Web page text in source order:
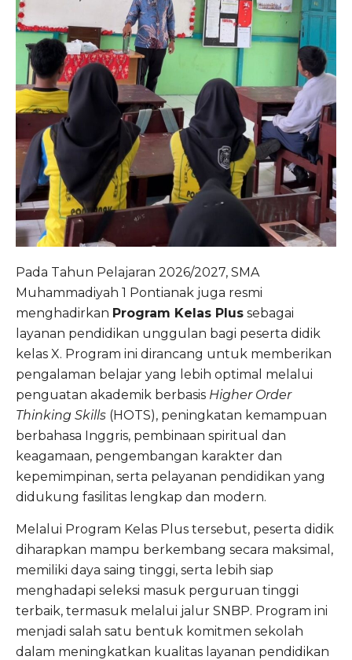
Pada Tahun Pelajaran 2026/2027, SMA
Muhammadiyah 1 Pontianak juga resmi
menghadirkan Program Kelas Plus sebagai
layanan pendidikan unggulan bagi peserta didik
kelas X. Program ini dirancang untuk memberikan
pengalaman belajar yang lebih optimal melalui
penguatan akademik berbasis Higher Order
Thinking Skills (HOTS), peningkatan kemampuan
berbahasa Inggris, pembinaan spiritual dan
keagamaan, pengembangan karakter dan
kepemimpinan, serta pelayanan pendidikan yang
didukung fasilitas lengkap dan modern.
Melalui Program Kelas Plus tersebut, peserta didik
diharapkan mampu berkembang secara maksimal,
memiliki daya saing tinggi, serta lebih siap
menghadapi seleksi masuk perguruan tinggi
terbaik, termasuk melalui jalur SNBP. Program ini
menjadi salah satu bentuk komitmen sekolah
dalam meningkatkan kualitas layanan pendidikan